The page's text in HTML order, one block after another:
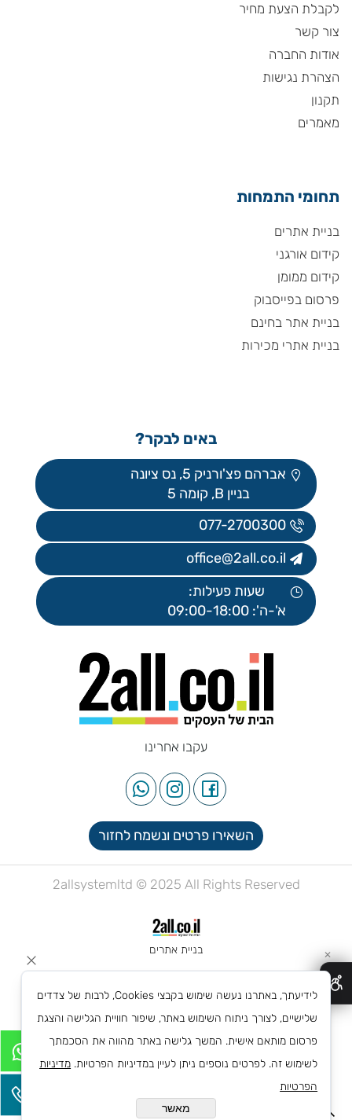
לקבלת הצעת מחיר
צור קשר
אודות החברה
הצהרת נגישות
תקנון
מאמרים
תחומי התמחות
בניית אתרים
קידום אורגני
קידום ממומן
פרסום בפייסבוק
בניית אתר בחינם
בניית אתרי מכירות
באים לבקר?
אברהם פצ'ורניק 5, נס ציונה
בניין B, קומה 5
077-2700300
office@2all.co.il
שעות פעילות:
א'-ה': 09:00-18:00
עקבו אחרינו
השאירו פרטים ונשמח לחזור
2allsystemltd © 2025 All Rights Reserved
בניית אתרים ✕
לידיעתך, באתרנו נעשה שימוש בקבצי Cookies, לרבות של צדדים
שלישיים, לצורך ניתוח השימוש באתר, שיפור חוויית הגלישה והצגת
פרסום מותאם אישית. המשך גלישה באתר מהווה את הסכמתך
לשימוש זה. לפרטים נוספים ניתן לעיין במדיניות הפרטיות. מדיניות
הפרטיות
מאשר